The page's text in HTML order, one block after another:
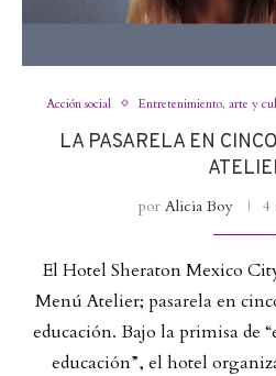
Acción social Entretenimiento, arte y
LA PASARELA EN
por Alicia Boy 4
El Hotel Sheraton Mexico
Menú Atelier; pasarela en
educación. Bajo la primisa de
educación”, el hotel